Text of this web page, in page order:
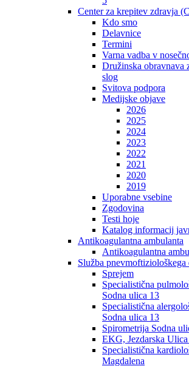
Center za krepitev zdravja
Kdo smo
Delavnice
Termini
Varna vadba v
Družinska obravnava
slog
Svitova podpora
Medijske objave
2026
2025
2024
2023
2022
2021
2020
2019
Uporabne vsebine
Zgodovina
Testi hoje
Katalog informacij
Antikoagulantna ambulanta
Antikoagulantna
Služba
Sprejem
Specialistična
Sodna ulica 13
Specialistična
Sodna ulica 13
Spirometrija Sodna
EKG, Jezdarska
Specialistična
Magdalena